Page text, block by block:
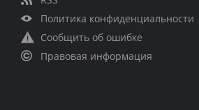
Политика конфиденциальности
Сообщить об ошибке
Правовая информация